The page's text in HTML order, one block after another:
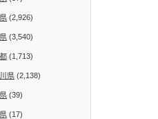
(2,926)
(3,540)
(1,713)
県 (2,138)
(39)
(17)